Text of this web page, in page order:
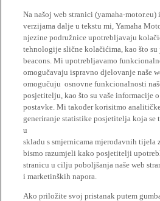
Na našoj web stranici (yamaha-
verzijama dalje u tekstu mi, Yamaha
njezine podružnice upotrebljavaju
tehnologije slične kolačićima, kao što su
beacons. Mi upotrebljavamo
omogučavaju ispravno djelovanje naše
omogučuju osnovne funkcionalnosti
posjetitelju, kao što su vaše informacije
postavke. Mi također korisitmo
generiranje statistike posjetitelja koja
u
skladu s smjernicama mjerodavnih tijela
bismo razumjeli kako posjetitelji
stranicu u cilju poboljšanja naše web
i marketinških napora.
Ako priložite svoj pristanak putem